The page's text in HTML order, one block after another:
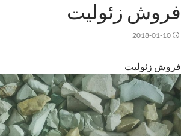
فروش زئولیت
2018-01-10
فروش زئولیت